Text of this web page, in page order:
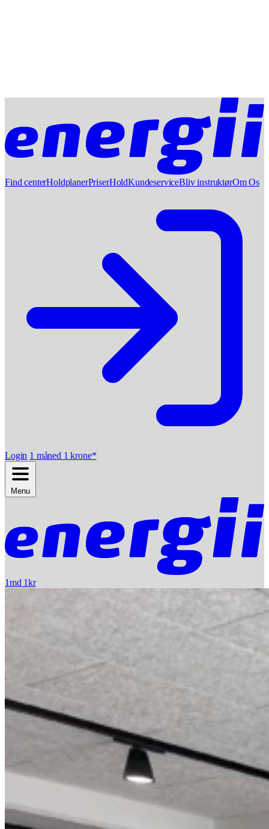
Find centerHoldplanerPriserHoldKundeserviceBliv instruktørOm Os
Login 1 måned 1 krone*
Menu
1md 1kr